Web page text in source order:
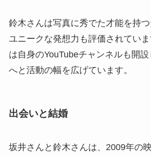
鈴木さんは写真に秀でた才能を持つ
ユニークな発想力も評価されてい
は自身のYouTubeチャンネルも開
へと活動の幅を広げています。
出会いと結婚
坂井さんと鈴木さんは、2009年の